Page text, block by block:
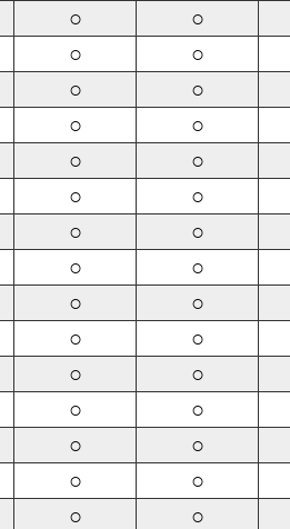
○ ○
○ ○
○ ○
○ ○
○ ○
○ ○
○ ○
○ ○
○ ○
○ ○
○ ○
○ ○
○ ○
○ ○
○ ○